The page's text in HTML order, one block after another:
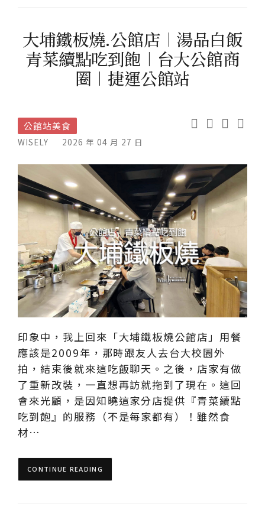
大埔鐵板燒.公館店︱湯品白飯
青菜續點吃到飽︱台大公館商
圈︱捷運公館站
公館站美食
WISELY 2026 年 04 月 27 日
印象中，我上回來「大埔鐵板燒公館店」用餐
應該是2009年，那時跟友人去台大校園外
拍，結束後就來這吃飯聊天。之後，店家有做
了重新改裝，一直想再訪就拖到了現在。這回
會來光顧，是因知曉這家分店提供『青菜續點
吃到飽』的服務（不是每家都有）！雖然食
材…
CONTINUE READING